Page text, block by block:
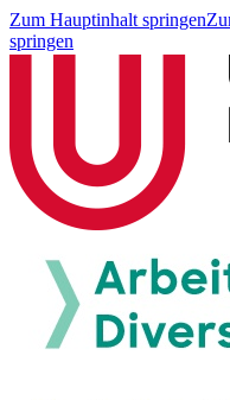
Zum Hauptinhalt springen
springen